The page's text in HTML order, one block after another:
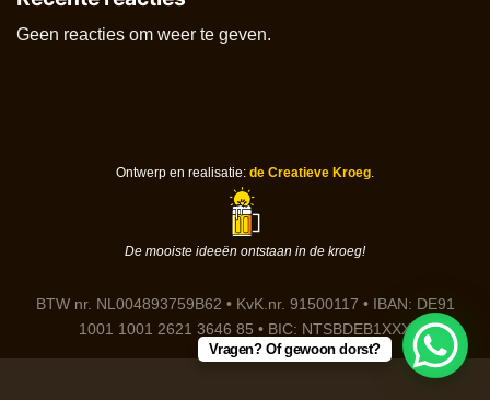
Geen reacties om weer te geven.
Ontwerp en realisatie: de Creatieve Kroeg.
De mooiste ideeën ontstaan in de kroeg!
BTW nr. NL004893759B62 • KvK.nr. 91500117 • IBAN: DE91
1001 1001 2621 3646 85 • BIC: NTSBDEB1XXX
Vragen? Of gewoon dorst?